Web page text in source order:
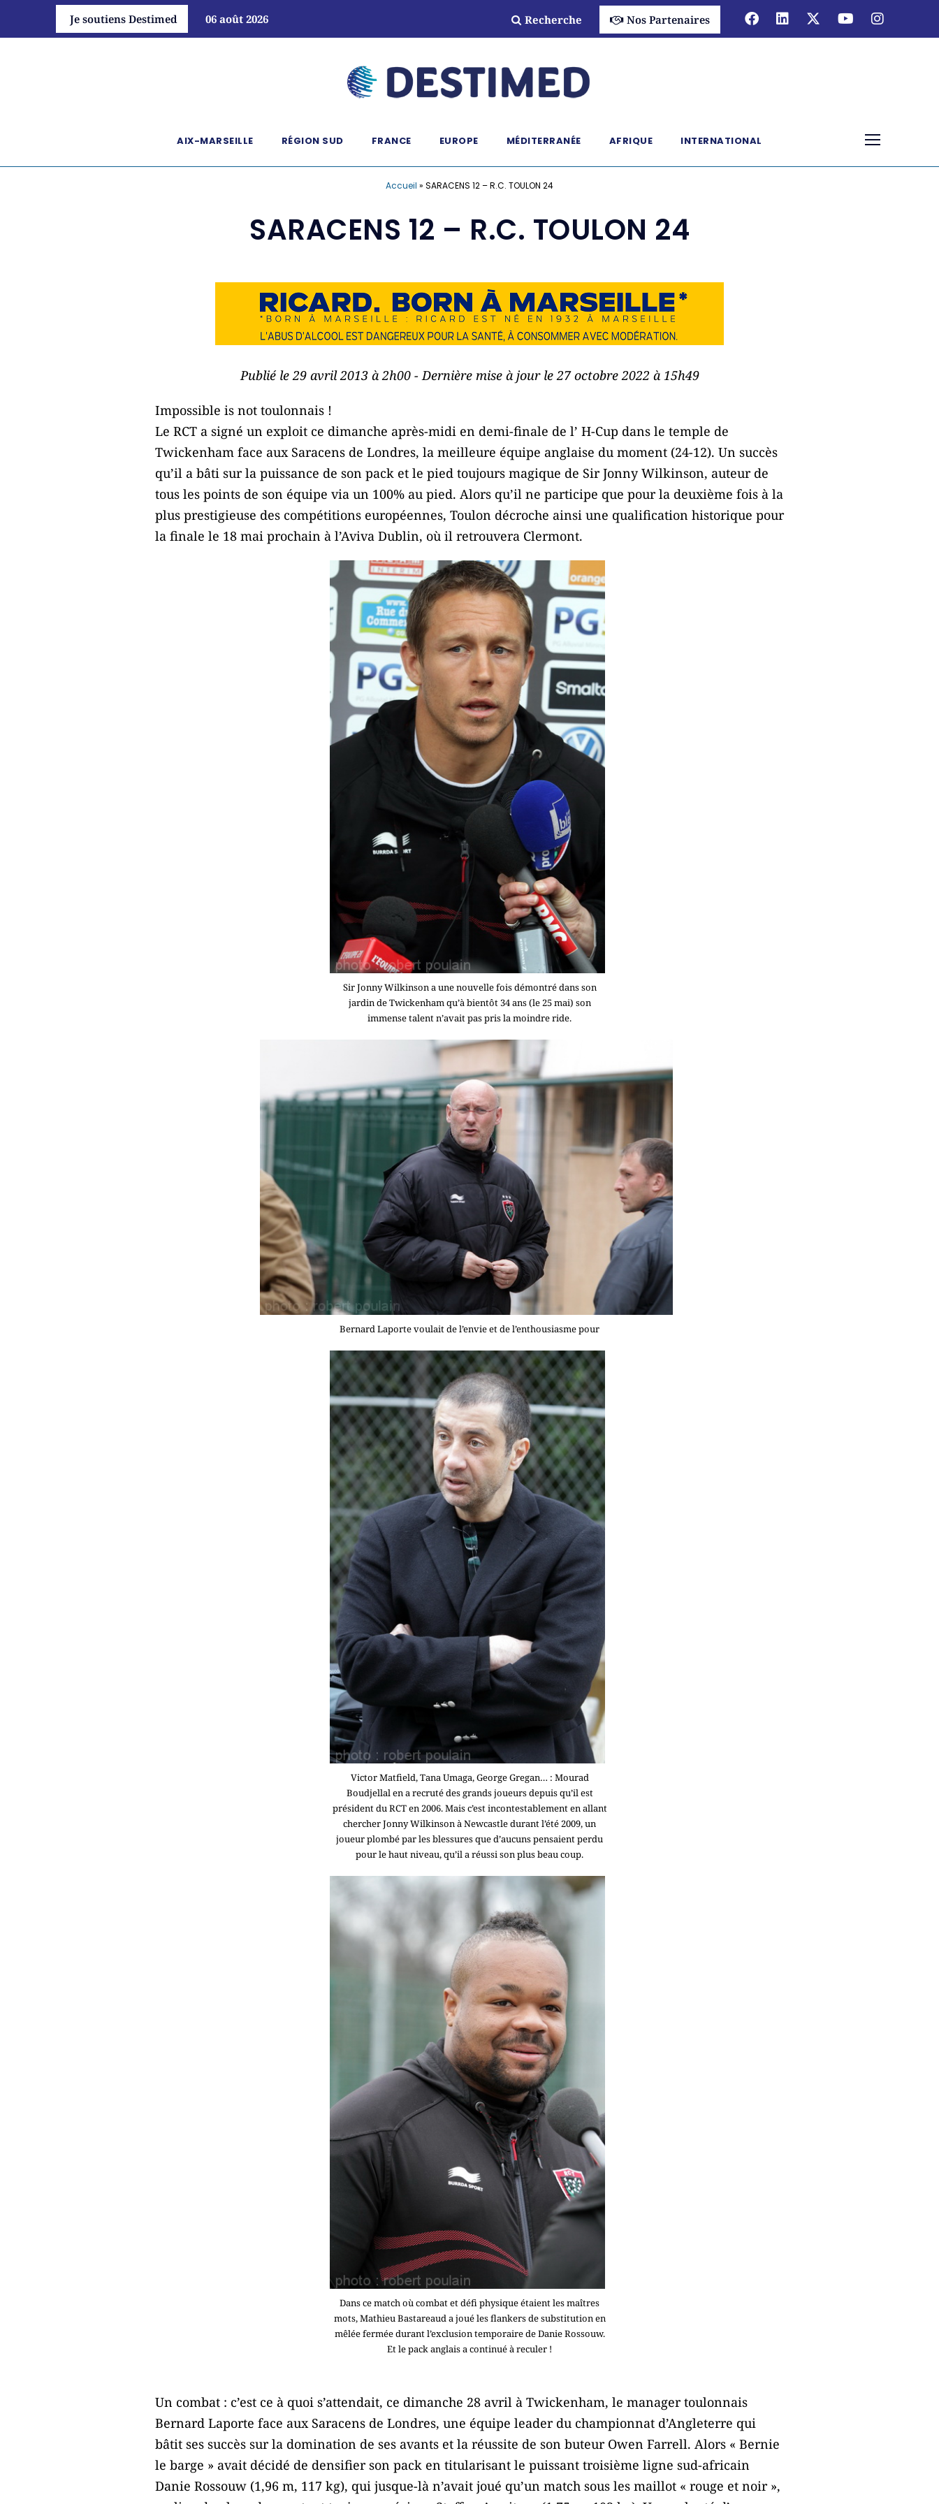
Je soutiens Destimed 06 août 2026 Recherche Nos Partenaires
AIX-MARSEILLE RÉGION SUD FRANCE EUROPE MÉDITERRANÉE AFRIQUE INTERNATIONAL
Accueil » SARACENS 12 – R.C. TOULON 24
SARACENS 12 – R.C. TOULON 24
Publié le 29 avril 2013 à 2h00 - Dernière mise à jour le 27 octobre 2022 à 15h49
Impossible is not toulonnais !
Le RCT a signé un exploit ce dimanche après-midi en demi-finale de l’ H-Cup dans le temple de
Twickenham face aux Saracens de Londres, la meilleure équipe anglaise du moment (24-12). Un succès
qu’il a bâti sur la puissance de son pack et le pied toujours magique de Sir Jonny Wilkinson, auteur de
tous les points de son équipe via un 100% au pied. Alors qu’il ne participe que pour la deuxième fois à la
plus prestigieuse des compétitions européennes, Toulon décroche ainsi une qualification historique pour
la finale le 18 mai prochain à l’Aviva Dublin, où il retrouvera Clermont.
Sir Jonny Wilkinson a une nouvelle fois démontré dans son
jardin de Twickenham qu’à bientôt 34 ans (le 25 mai) son
immense talent n’avait pas pris la moindre ride.
Bernard Laporte voulait de l’envie et de l’enthousiasme pour
Victor Matfield, Tana Umaga, George Gregan… : Mourad
Boudjellal en a recruté des grands joueurs depuis qu’il est
président du RCT en 2006. Mais c’est incontestablement en allant
chercher Jonny Wilkinson à Newcastle durant l’été 2009, un
joueur plombé par les blessures que d’aucuns pensaient perdu
pour le haut niveau, qu’il a réussi son plus beau coup.
Dans ce match où combat et défi physique étaient les maîtres
mots, Mathieu Bastareaud a joué les flankers de substitution en
mêlée fermée durant l’exclusion temporaire de Danie Rossouw.
Et le pack anglais a continué à reculer !
Un combat : c’est ce à quoi s’attendait, ce dimanche 28 avril à Twickenham, le manager toulonnais
Bernard Laporte face aux Saracens de Londres, une équipe leader du championnat d’Angleterre qui
bâtit ses succès sur la domination de ses avants et la réussite de son buteur Owen Farrell. Alors « Bernie
le barge » avait décidé de densifier son pack en titularisant le puissant troisième ligne sud-africain
Danie Rossouw (1,96 m, 117 kg), qui jusque-là n’avait joué qu’un match sous les maillot « rouge et noir »,